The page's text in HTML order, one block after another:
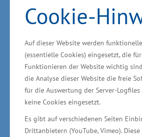
Cookie-
Auf dieser Website werden
(essentielle Cookies) eingesetzt, die
Funktionieren der Website wichtig
die Analyse dieser Website die freie
für die Auswertung der Server-Logfiles
keine Cookies eingesetzt.
Es gibt auf verschiedenen Seiten
Drittanbietern (YouTube, Vimeo).
Übernachtungen (+31 Prozent)
Mecklenburgische Ostseeküste
die Insel Rügen. Es folgen die
Millionen Übernachtungen; +18
Mecklenburgische Seenplatte
Übernachtungen; +17 Prozent)
Halbinsel Fischland-Darß-
Übernachtungen; +15